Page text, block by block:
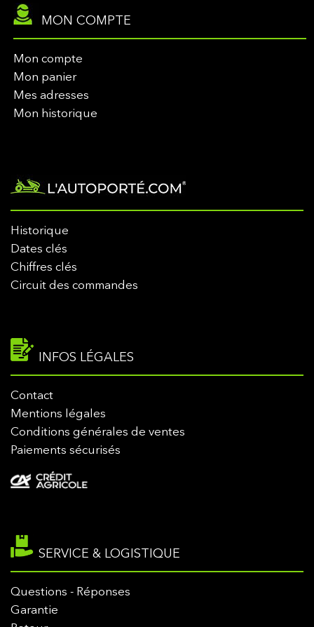
MON COMPTE
Mon compte
Mon panier
Mes adresses
Mon historique
Historique
Dates clés
Chiffres clés
Circuit des commandes
INFOS LÉGALES
Contact
Mentions légales
Conditions générales de ventes
Paiements sécurisés
SERVICE & LOGISTIQUE
Questions - Réponses
Garantie